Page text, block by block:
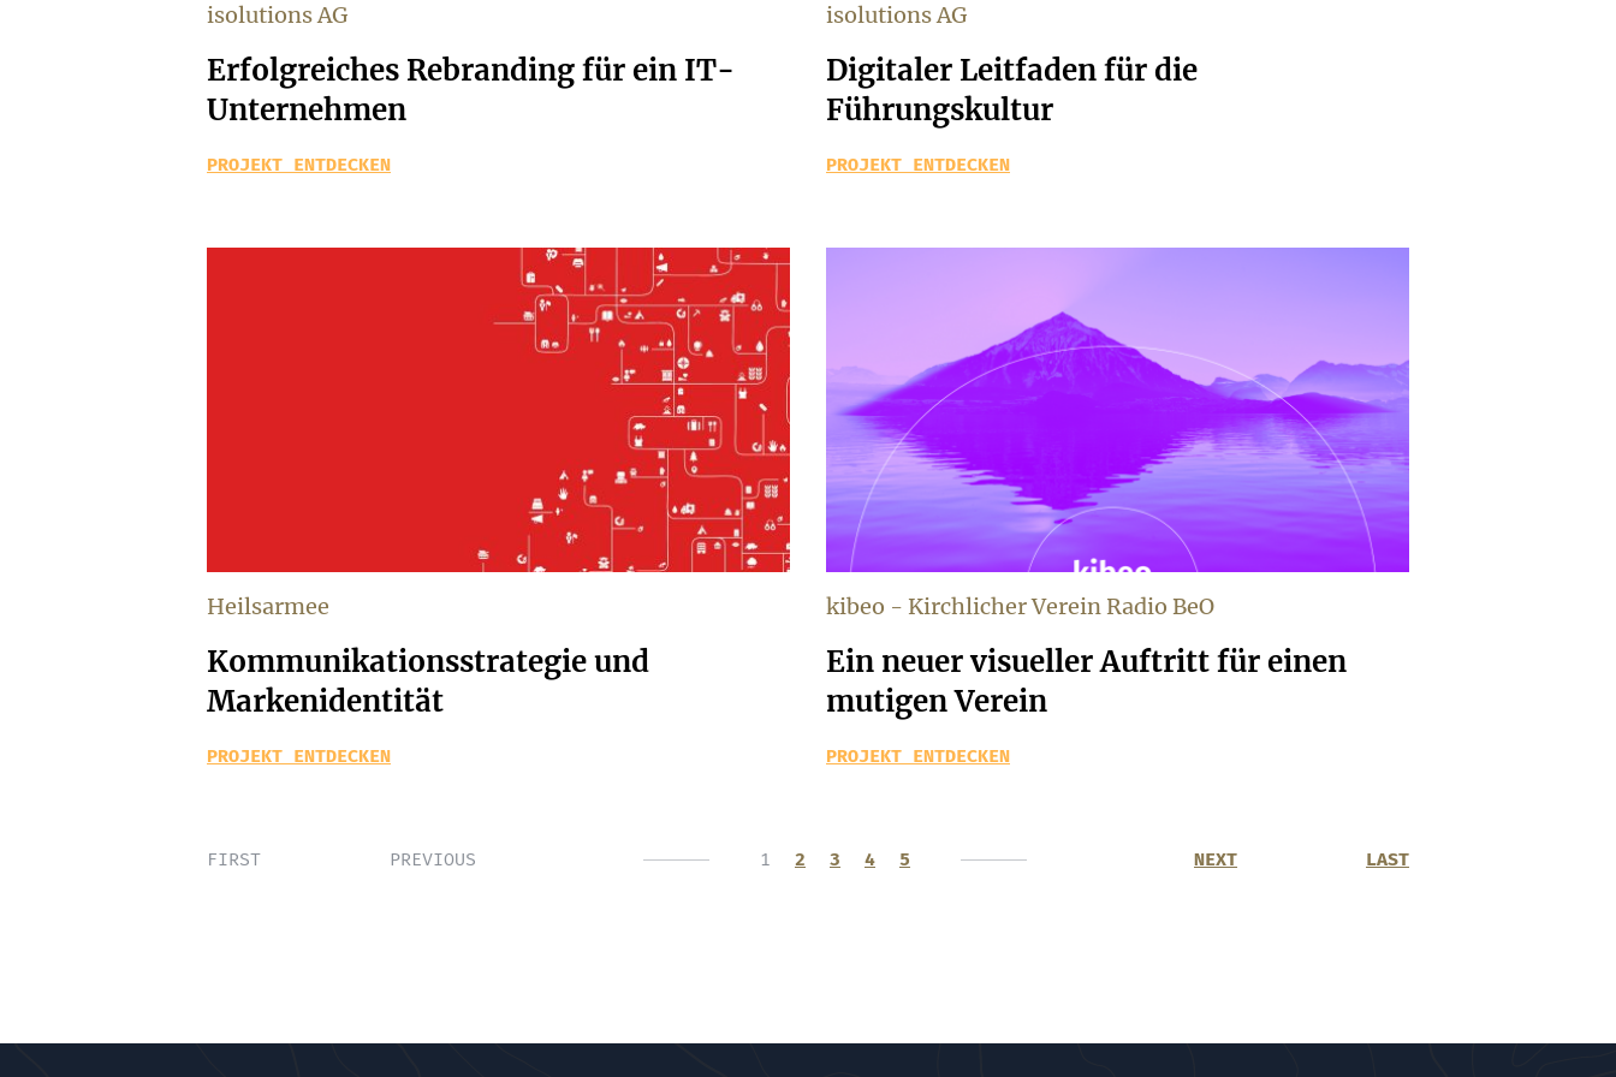
isolutions AG
Erfolgreiches Rebranding für ein IT-
Unternehmen
PROJEKT ENTDECKEN
isolutions AG
Digitaler Leitfaden für die
Führungskultur
PROJEKT ENTDECKEN
Heilsarmee
Kommunikationsstrategie und
Markenidentität
PROJEKT ENTDECKEN
kibeo - Kirchlicher Verein Radio BeO
Ein neuer visueller Auftritt für einen
mutigen Verein
PROJEKT ENTDECKEN
FIRST PREVIOUS 1 2 3 4 5 NEXT LAST